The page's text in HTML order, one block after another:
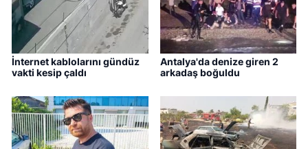
İnternet kablolarını gündüz
vakti kesip çaldı
Antalya'da denize giren 2
arkadaş boğuldu